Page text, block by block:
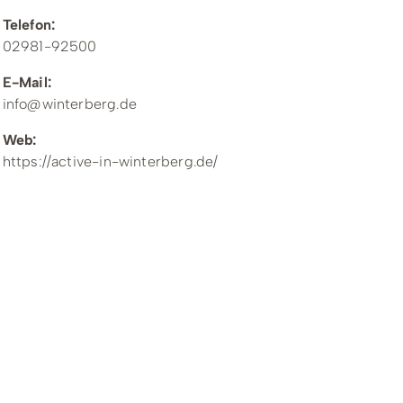
Telefon:
02981-92500
E-Mail:
info@winterberg.de
Web:
https://active-in-winterberg.de/